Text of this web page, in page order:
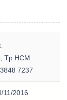
Tp.HCM
7237
11/2016